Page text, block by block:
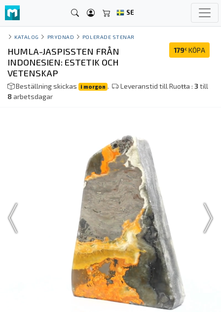
SE
KATALOG PRYDNAD POLERADE STENAR
179€ KÖPA
HUMLA-JASPISSTEN FRÅN
INDONESIEN: ESTETIK OCH
VETENSKAP
Beställning skickas i morgon . Leveranstid till Ruoŧŧa :3till
8arbetsdagar